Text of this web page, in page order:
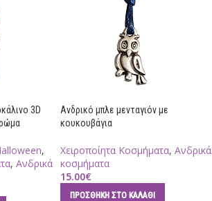
3D
,
, Ανδρικά
Ανδρικό μπλε μενταγιόν με
κουκουβάγια
Χειροποίητα Κοσμήματα, Ανδρικά
κοσμήματα
15.00€
ΠΡΟΣΘΉΚΗ ΣΤΟ ΚΑΛΆΘΙ